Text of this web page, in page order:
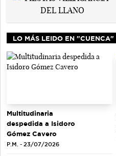
LO MÁS LEIDO EN "CUENCA"
Multitudinaria
despedida a Isidoro
Gómez Cavero
P.M. - 23/07/2026